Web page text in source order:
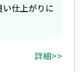
仕上がりに
詳細>>